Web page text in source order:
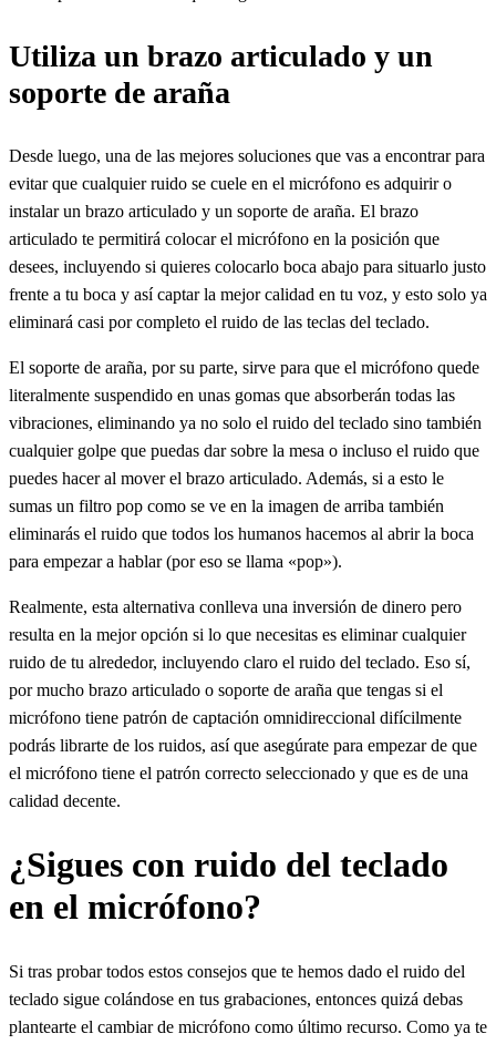
Utiliza un brazo articulado y un
soporte de araña
Desde luego, una de las mejores soluciones que vas a encontrar para
evitar que cualquier ruido se cuele en el micrófono es adquirir o
instalar un brazo articulado y un soporte de araña. El brazo
articulado te permitirá colocar el micrófono en la posición que
desees, incluyendo si quieres colocarlo boca abajo para situarlo justo
frente a tu boca y así captar la mejor calidad en tu voz, y esto solo ya
eliminará casi por completo el ruido de las teclas del teclado.
El soporte de araña, por su parte, sirve para que el micrófono quede
literalmente suspendido en unas gomas que absorberán todas las
vibraciones, eliminando ya no solo el ruido del teclado sino también
cualquier golpe que puedas dar sobre la mesa o incluso el ruido que
puedes hacer al mover el brazo articulado. Además, si a esto le
sumas un filtro pop como se ve en la imagen de arriba también
eliminarás el ruido que todos los humanos hacemos al abrir la boca
para empezar a hablar (por eso se llama «pop»).
Realmente, esta alternativa conlleva una inversión de dinero pero
resulta en la mejor opción si lo que necesitas es eliminar cualquier
ruido de tu alrededor, incluyendo claro el ruido del teclado. Eso sí,
por mucho brazo articulado o soporte de araña que tengas si el
micrófono tiene patrón de captación omnidireccional difícilmente
podrás librarte de los ruidos, así que asegúrate para empezar de que
el micrófono tiene el patrón correcto seleccionado y que es de una
calidad decente.
¿Sigues con ruido del teclado
en el micrófono?
Si tras probar todos estos consejos que te hemos dado el ruido del
teclado sigue colándose en tus grabaciones, entonces quizá debas
plantearte el cambiar de micrófono como último recurso. Como ya te